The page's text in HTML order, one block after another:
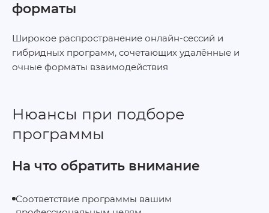
форматы
Широкое распространение онлайн-сессий и
гибридных программ, сочетающих удалённые и
очные форматы взаимодействия
Нюансы при подборе
программы
На что обратить внимание
Соответствие программы вашим